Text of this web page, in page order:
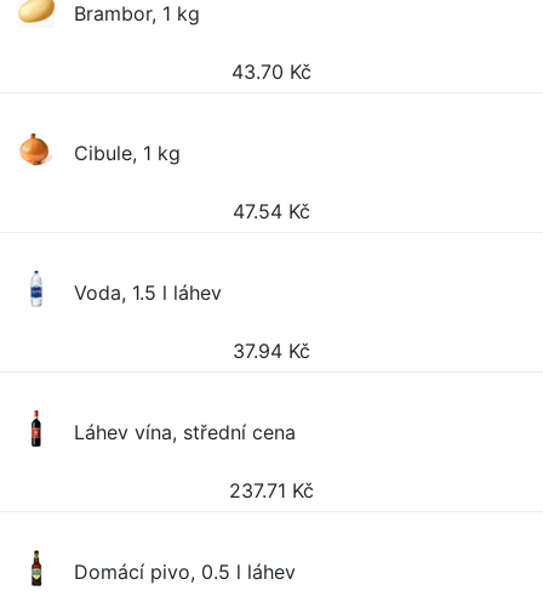
Brambor, 1 kg
43.70 Kč
Cibule, 1 kg
47.54 Kč
Voda, 1.5 l láhev
37.94 Kč
Láhev vína, střední cena
237.71 Kč
Domácí pivo, 0.5 l láhev